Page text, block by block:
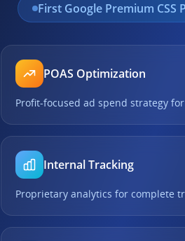
First Google Premium CSS
POAS Optimization
Profit-focused ad spend strategy
Internal Tracking
Proprietary analytics for complete